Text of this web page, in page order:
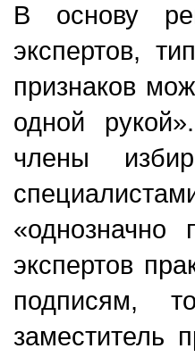
В основу
экспертов,
признаков
одной
члены
«однозначно
экспертов
подписям,
заместитель